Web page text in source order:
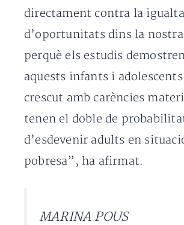
directament contra la
d’oportunitats dins la
perquè els estudis
aquests infants i
crescut amb carències
tenen el doble de
d’esdevenir adults en
pobresa”, ha afirmat.
MARINA POUS